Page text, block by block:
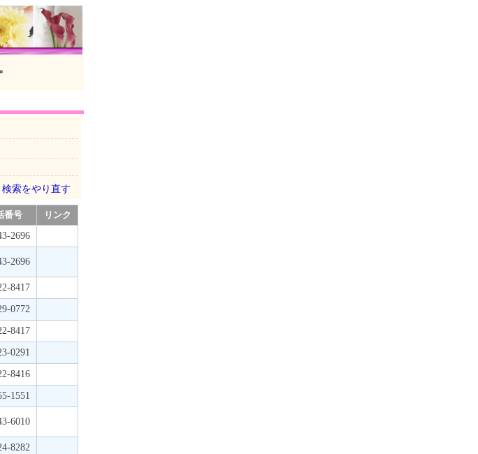
検索をやり直す
番号
リンク
2696
2696
8417
0772
8417
0291
8416
1551
6010
8282